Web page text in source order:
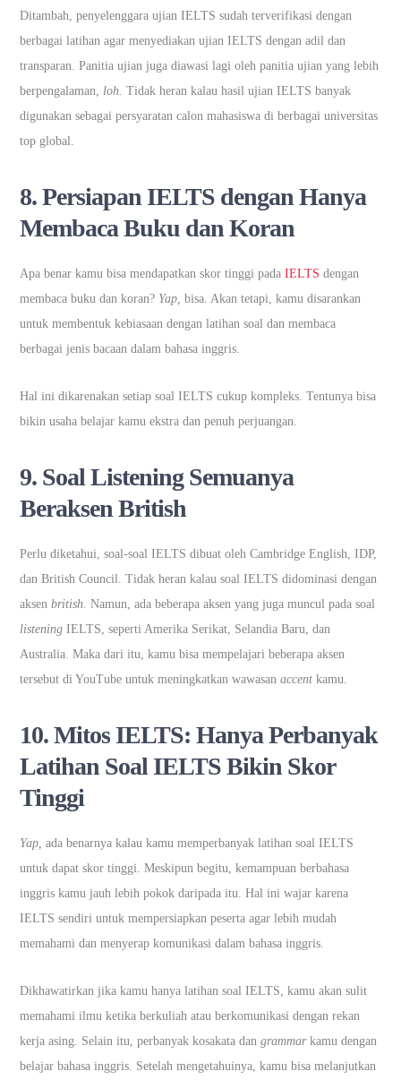
Ditambah, penyelenggara ujian IELTS sudah terverifikasi dengan
berbagai latihan agar menyediakan ujian IELTS dengan adil dan
transparan. Panitia ujian juga diawasi lagi oleh panitia ujian yang lebih
berpengalaman, loh.Tidak heran kalau hasil ujian IELTS banyak
digunakan sebagai persyaratan calon mahasiswa di berbagai universitas
top global.
8.Persiapan IELTS dengan Hanya
Membaca Buku dan Koran
Apa benar kamu bisa mendapatkan skor tinggi padaIELTS dengan
membaca buku dan koran? Yap,bisa. Akan tetapi, kamu disarankan
untuk membentuk kebiasaan dengan latihan soal dan membaca
berbagai jenis bacaan dalam bahasa inggris.
Hal ini dikarenakan setiap soal IELTS cukup kompleks. Tentunya bisa
bikin usaha belajar kamu ekstra dan penuh perjuangan.
9. Soal Listening Semuanya
Beraksen British
Perlu diketahui, soal-soal IELTS dibuat oleh Cambridge English, IDP,
dan British Council. Tidak heran kalau soal IELTS didominasi dengan
aksenbritish.Namun, ada beberapa aksen yang juga muncul pada soal
listeningIELTS, seperti Amerika Serikat, Selandia Baru, dan
Australia. Maka dari itu, kamu bisa mempelajari beberapa aksen
tersebut di YouTube untuk meningkatkan wawasanaccentkamu.
10. Mitos IELTS:Hanya Perbanyak
Latihan Soal IELTS Bikin Skor
Tinggi
Yap,ada benarnya kalau kamu memperbanyak latihan soal IELTS
untuk dapat skor tinggi. Meskipun begitu, kemampuan berbahasa
inggris kamu jauh lebih pokok daripada itu. Hal ini wajar karena
IELTS sendiri untuk mempersiapkan peserta agar lebih mudah
memahami dan menyerap komunikasi dalam bahasa inggris.
Dikhawatirkan jika kamu hanya latihan soal IELTS, kamu akan sulit
memahami ilmu ketika berkuliah atau berkomunikasi dengan rekan
kerja asing. Selain itu, perbanyak kosakata dangrammarkamu dengan
belajar bahasa inggris. Setelah mengetahuinya, kamu bisa melanjutkan